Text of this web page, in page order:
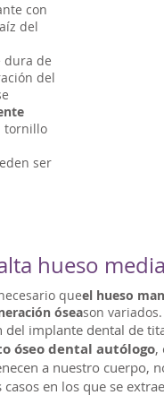
con
del
dura de
del
tornillo
ser
hueso
queel hueso
óseason variados.
del implante dental de
óseo dental autólogo,
a nuestro cuerpo,
en los que se